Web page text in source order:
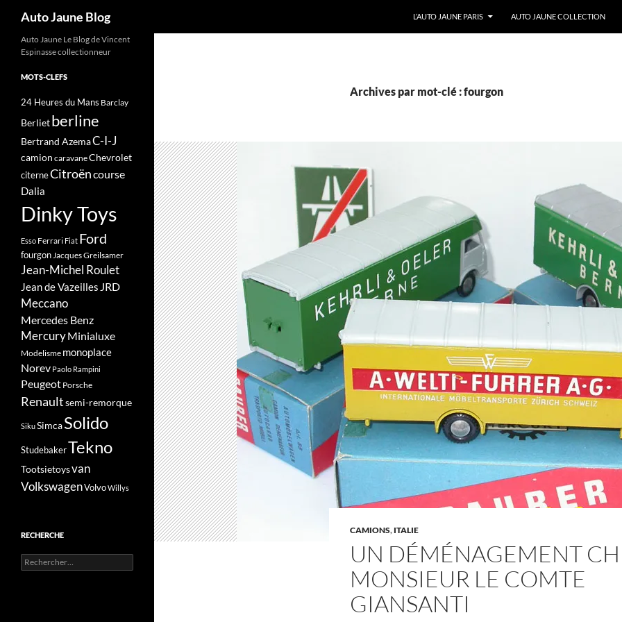
Auto Jaune Blog
L’AUTO JAUNE PARIS
AUTO JAUNE COLLECTION
Archives par mot-clé : fourgon
CAMIONS, ITALIE
UN DÉMÉNAGEMENT
MONSIEUR LE COMTE
GIANSANTI
Auto Jaune Le Blog de Vincent
Espinasse collectionneur
MOTS-CLEFS
24 Heures du Mans Barclay
Berlietberline
Bertrand AzemaC-I-J
camion caravaneChevrolet
citerneCitroëncourse
Dalia
Dinky Toys
Esso Ferrari Fiat Ford
fourgonJacques Greilsamer
Jean-Michel Roulet
Jean de Vazeilles JRD
Meccano
Mercedes Benz
MercuryMinialuxe
Modelisme monoplace
Norev Paolo Rampini
Peugeot Porsche
Renaultsemi-remorque
SikuSimcaSolido
StudebakerTekno
Tootsietoysvan
VolkswagenVolvoWillys
RECHERCHE
Rechercher :